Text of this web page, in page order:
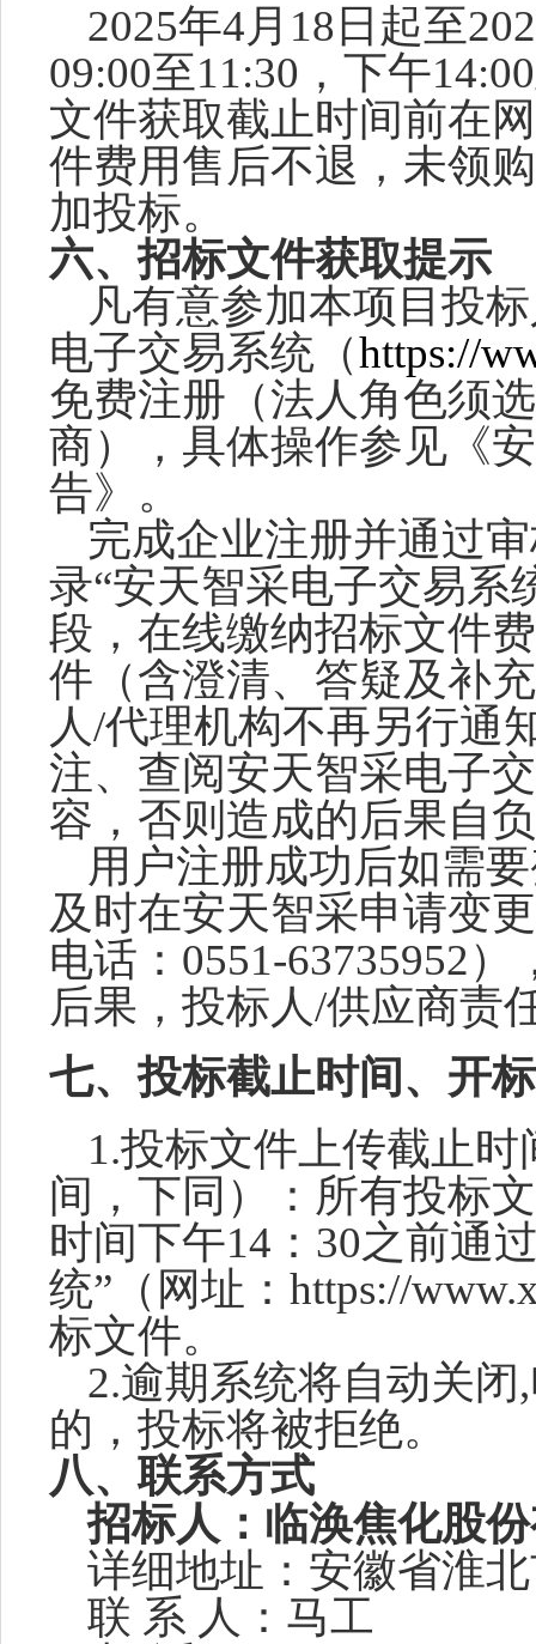
2025年4月 18 日起至
09:00至11:30，下午
文件获取截止时间前在
件费用售后不退，未领
加投标。
六、招标文件获取提示
凡有意参加本项目投
电子交易系统（https://
免费注册（法人角色须
商），具体操作参见《
告》。
完成企业注册并通过
录“安天智采电子交易系
段，在线缴纳招标文件
件（含澄清、答疑及补
人/代理机构不再另行通
注、查阅安天智采电子
容，否则造成的后果自
用户注册成功后如需
及时在安天智采申请变
电话： 0551-63735952
后果，投标人/供应商责
七、投标截止时间、 开
1.投标文件上传截止
间，下同）：所有投标
时间下午14：30之前通
统”（网址：https://
标文件。
2.逾期系统将自动关
的，投标将被拒绝。
八、联系方式
招标人： 临涣焦化股
详细地址：安徽省淮
联 系 人： 马工